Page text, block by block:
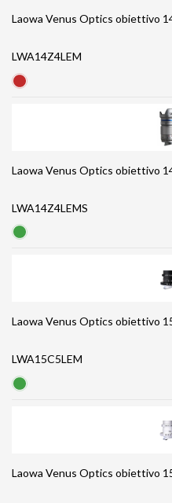
LWA14Z4LEM
LWA14Z4LEMS
LWA15C5LEM